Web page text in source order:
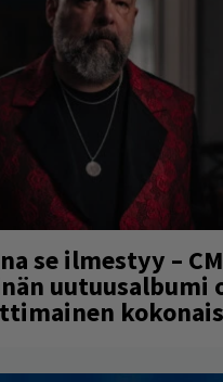
se ilmestyy –
uutuusalbumi